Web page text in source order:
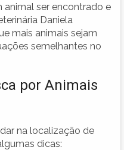
animal ser encontrado e
Daniela
mais animais sejam
semelhantes no
por Animais
na localização de
dicas: